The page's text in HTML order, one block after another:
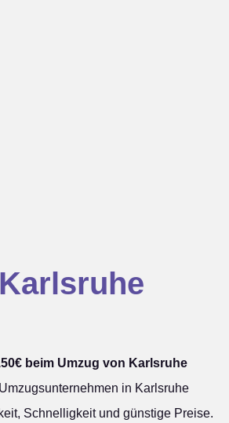
beim Umzug von Karlsruhe
in Karlsruhe
Schnelligkeit und günstige Preise.